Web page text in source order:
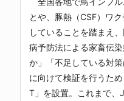
とや、豚熱（CSF）ワ
していることを踏まえ
病予防法による家畜伝
か」「不足している対
に向けて検証を行うた
T」を設置。これまで、